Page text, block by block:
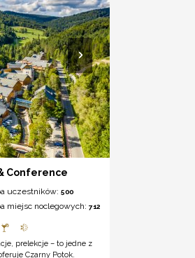
Conference
uczestników: 500
miejsc noclegowych: 712
prelekcje – to jedne z
Czarny Potok.